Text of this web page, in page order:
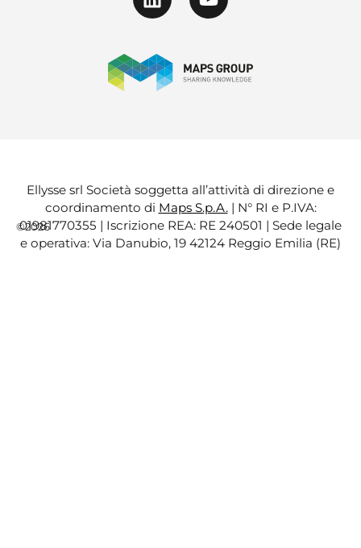
©2026
Ellysse srl Società soggetta all’attività di direzione e
coordinamento di Maps S.p.A.| N° RI e P.IVA:
01981770355 | Iscrizione REA: RE 240501 | Sede legale
e operativa: Via Danubio, 19 42124 Reggio Emilia (RE)